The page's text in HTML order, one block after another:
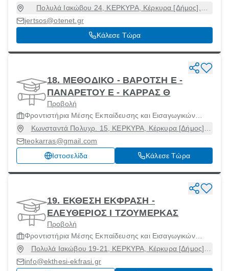
Εξετάσεων Ανωτάτων Σχολών
Πολυλά Ιακώβου 24, ΚΕΡΚΥΡΑ, Κέρκυρα [Δήμος],
jertsos@otenet.gr
Κάλεσε Τώρα
18. ΜΕΘΟΔΙΚΟ - ΒΑΡΟΤΣΗ Ε -
ΠΑΝΑΡΕΤΟΥ Ε - ΚΑΡΡΑΣ Θ
Προβολή
Φροντιστήρια Μέσης Εκπαίδευσης και Εισαγωγικών
Εξετάσεων Ανωτάτων Σχολών
Κωνσταντά Πολυχρ. 15, ΚΕΡΚΥΡΑ, Κέρκυρα [Δήμος],
Κέρκυρα, 49100
teokarras@gmail.com
Ιστοσελίδα
Κάλεσε Τώρα
19. ΕΚΘΕΣΗ ΕΚΦΡΑΣΗ -
ΕΛΕΥΘΕΡΙΟΣ Ι ΤΖΟΥΜΕΡΚΑΣ
Προβολή
Φροντιστήρια Μέσης Εκπαίδευσης και Εισαγωγικών
Εξετάσεων Ανωτάτων Σχολών
Πολυλά Ιακώβου 19-21, ΚΕΡΚΥΡΑ, Κέρκυρα [Δήμος],
Κέρκυρα, 49100
info@ekthesi-ekfrasi.gr